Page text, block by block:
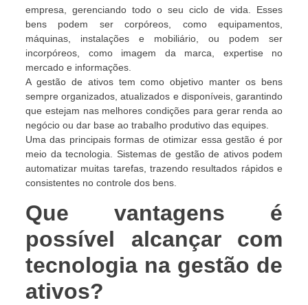
empresa, gerenciando todo o seu ciclo de vida. Esses
bens podem ser corpóreos, como equipamentos,
máquinas, instalações e mobiliário, ou podem ser
incorpóreos, como imagem da marca, expertise no
mercado e informações.
A gestão de ativos tem como objetivo manter os bens
sempre organizados, atualizados e disponíveis, garantindo
que estejam nas melhores condições para gerar renda ao
negócio ou dar base ao trabalho produtivo das equipes.
Uma das principais formas de otimizar essa gestão é por
meio da tecnologia. Sistemas de gestão de ativos podem
automatizar muitas tarefas, trazendo resultados rápidos e
consistentes no controle dos bens.
Que vantagens é
possível alcançar com
tecnologia na gestão de
ativos?